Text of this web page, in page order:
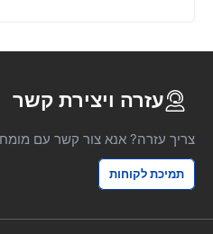
עזרה ויצירת קשר
צריך עזרה? אנא צור קשר עם
תמיכת לקוחות